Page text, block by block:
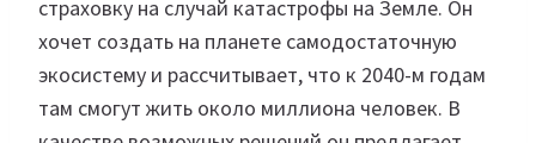
страховку на случай катастрофы на Земле. Он
хочет создать на планете самодостаточную
экосистему и рассчитывает, что к 2040-м годам
там смогут жить около миллиона человек. В